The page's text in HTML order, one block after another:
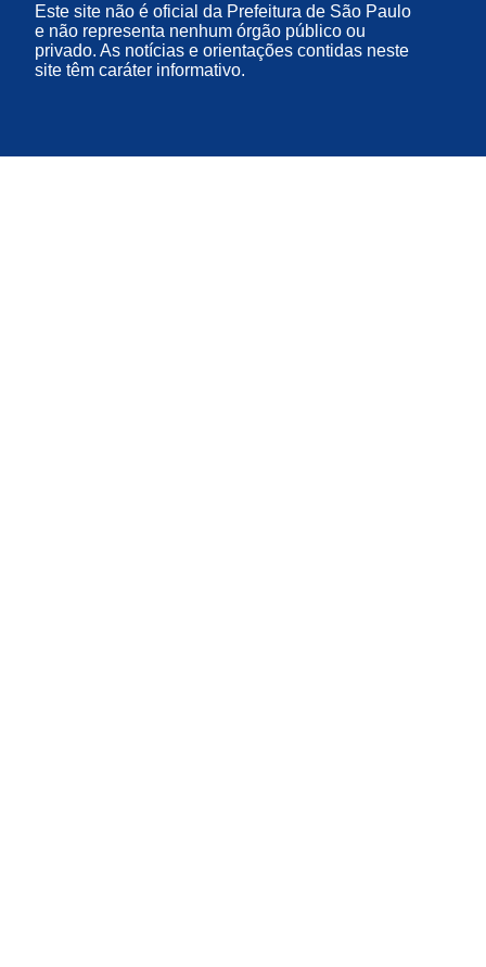
Este site não é oficial da Prefeitura de São Paulo
e não representa nenhum órgão público ou
privado. As notícias e orientações contidas neste
site têm caráter informativo.